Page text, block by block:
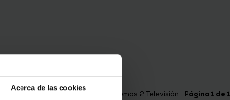
Acerca de las cookies
Tenemos 2 Televisión . Página 1 de 1